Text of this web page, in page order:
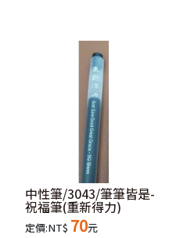
中性筆/3043/筆筆皆是-
祝福筆(重新得力)
定價:NT$ 70元